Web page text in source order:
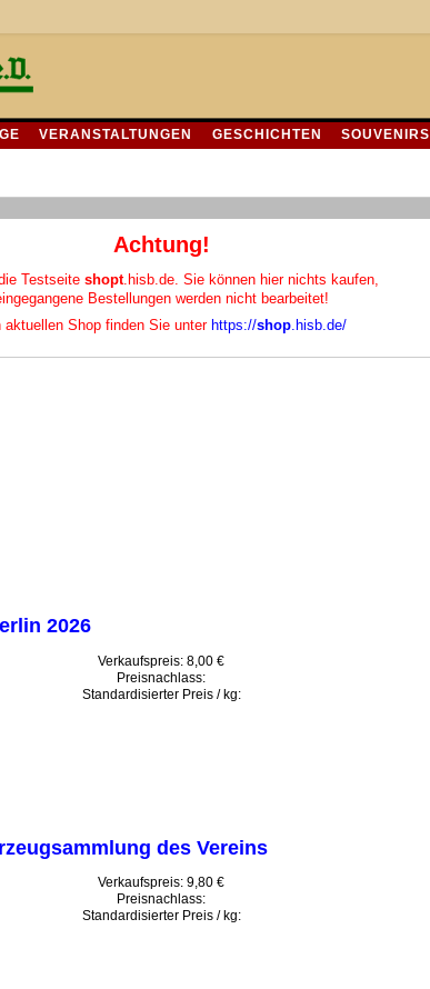
VERANSTALTUNGEN GESCHICHTEN SOUVENIRS
Achtung!
Testseite shopt.hisb.de. Sie können hier nichts kaufen,
Bestellungen werden nicht bearbeitet!
aktuellen Shop finden Sie unter https://shop .hisb.de/
2026
Verkaufspreis: 8,00 €
Preisnachlass:
Standardisierter Preis / kg:
des Vereins
Verkaufspreis: 9,80 €
Preisnachlass:
Standardisierter Preis / kg: